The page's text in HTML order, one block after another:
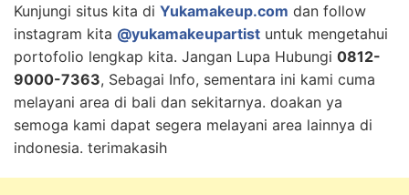
Kunjungi situs kita di Yukamakeup.com dan follow
instagram kita @yukamakeupartist untuk mengetahui
portofolio lengkap kita. Jangan Lupa Hubungi 0812-
9000-7363, Sebagai Info, sementara ini kami cuma
melayani area di bali dan sekitarnya. doakan ya
semoga kami dapat segera melayani area lainnya di
indonesia. terimakasih